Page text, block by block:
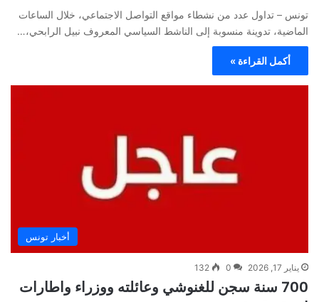
تونس – تداول عدد من نشطاء مواقع التواصل الاجتماعي، خلال الساعات
الماضية، تدوينة منسوبة إلى الناشط السياسي المعروف نبيل الرابحي،…
أكمل القراءة »
أخبار تونس
يناير 17, 2026 0
132
700 سنة سجن للغنوشي وعائلته ووزراء واطارات